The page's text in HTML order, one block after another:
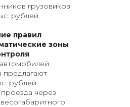
грузовиков
рублей.
правил
зоны
предлагают
рублей
через